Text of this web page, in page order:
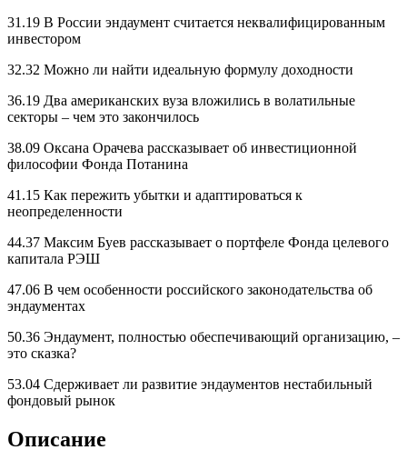
31.19 В России эндаумент считается неквалифицированным
инвестором
32.32 Можно ли найти идеальную формулу доходности
36.19 Два американских вуза вложились в волатильные
секторы – чем это закончилось
38.09 Оксана Орачева рассказывает об инвестиционной
философии Фонда Потанина
41.15 Как пережить убытки и адаптироваться к
неопределенности
44.37 Максим Буев рассказывает о портфеле Фонда целевого
капитала РЭШ
47.06 В чем особенности российского законодательства об
эндаументах
50.36 Эндаумент, полностью обеспечивающий организацию, –
это сказка?
53.04 Сдерживает ли развитие эндаументов нестабильный
фондовый рынок
Описание